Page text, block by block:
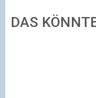
DAS